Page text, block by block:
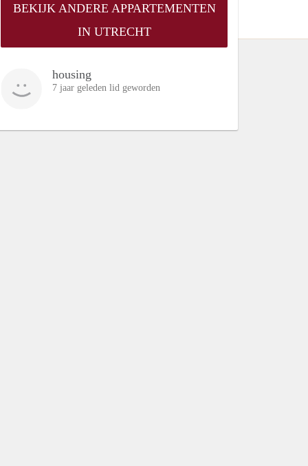
BEKIJK ANDERE APPARTEMENTEN
IN UTRECHT
housing
7 jaar geleden lid geworden